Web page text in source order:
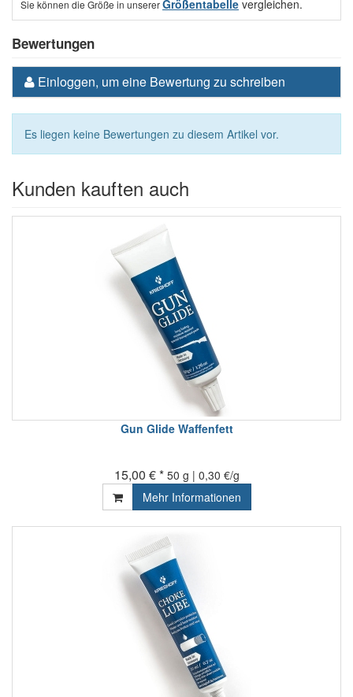
Sie können die Größe in unsererGrößentabelle vergleichen.
Bewertungen
Einloggen, um eine Bewertung zu schreiben
Es liegen keine Bewertungen zu diesem Artikel vor.
Kunden kauften auch
Gun Glide Waffenfett
15,00 € * 50 g | 0,30 €/g
Mehr Informationen